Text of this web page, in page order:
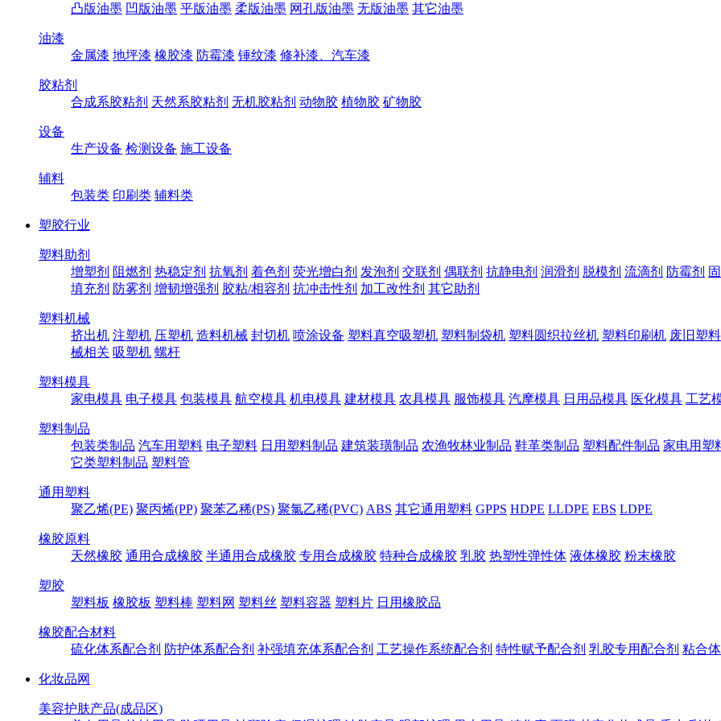
凸版油墨 凹版油墨 平版油墨 柔版油墨 网孔版油墨 无版油墨 其它油墨
油漆
金属漆 地坪漆 橡胶漆 防霉漆 锤纹漆 修补漆、汽车漆
胶粘剂
合成系胶粘剂 天然系胶粘剂 无机胶粘剂 动物胶 植物胶 矿物胶
设备
生产设备 检测设备 施工设备
辅料
包装类 印刷类 辅料类
塑胶行业
塑料助剂
增塑剂 阻燃剂 热稳定剂 抗氧剂 着色剂 荧光增白剂 发泡剂 交联剂 偶联剂 抗静电剂 润滑剂 脱模剂 流滴剂 防霉剂
填充剂 防雾剂 增韧增强剂 胶粘/相容剂 抗冲击性剂 加工改性剂 其它助剂
塑料机械
挤出机 注塑机 压塑机 造料机械 封切机 喷涂设备 塑料真空吸塑机 塑料制袋机 塑料圆织拉丝机 塑料印刷机 废旧塑
械相关 吸塑机 螺杆
塑料模具
家电模具 电子模具 包装模具 航空模具 机电模具 建材模具 农具模具 服饰模具 汽摩模具 日用品模具 医化模具 工艺
塑料制品
包装类制品 汽车用塑料 电子塑料 日用塑料制品 建筑装璜制品 农渔牧林业制品 鞋革类制品 塑料配件制品 家电用塑
它类塑料制品 塑料管
通用塑料
聚乙烯(PE) 聚丙烯(PP) 聚苯乙稀(PS) 聚氯乙稀(PVC) ABS 其它通用塑料 GPPS HDPE LLDPE EBS LDPE
橡胶原料
天然橡胶 通用合成橡胶 半通用合成橡胶 专用合成橡胶 特种合成橡胶 乳胶 热塑性弹性体 液体橡胶 粉末橡胶
塑胶
塑料板 橡胶板 塑料棒 塑料网 塑料丝 塑料容器 塑料片 日用橡胶品
橡胶配合材料
硫化体系配合剂 防护体系配合剂 补强填充体系配合剂 工艺操作系统配合剂 特性赋予配合剂 乳胶专用配合剂 粘合
化妆品网
美容护肤产品(成品区)